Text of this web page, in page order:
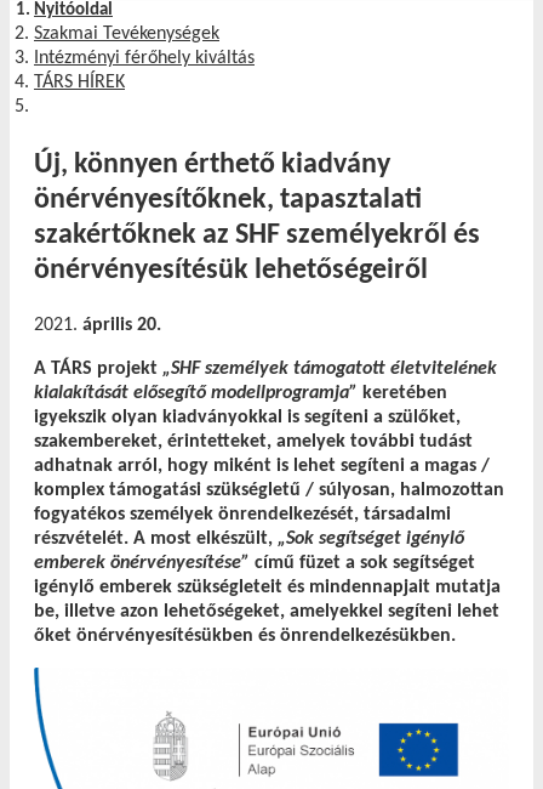
Nyitóoldal
Szakmai Tevékenységek
Intézményi férőhely kiváltás
TÁRS HÍREK
Új, könnyen érthető kiadvány
önérvényesítőknek, tapasztalati
szakértőknek az SHF személyekről és
önérvényesítésük lehetőségeiről
április 20.
A TÁRS projekt „SHF személyek támogatott életvitelének
kialakítását elősegítő modellprogramja” keretében
igyekszik olyan kiadványokkal is segíteni a szülőket,
szakembereket, érintetteket, amelyek további tudást
adhatnak arról, hogy miként is lehet segíteni a magas /
komplex támogatási szükségletű / súlyosan, halmozottan
fogyatékos személyek önrendelkezését, társadalmi
részvételét. A most elkészült, „Sok segítséget igénylő
emberek önérvényesítése” című füzet a sok segítséget
igénylő emberek szükségleteit és mindennapjait mutatja
be, illetve azon lehetőségeket, amelyekkel segíteni lehet
őket önérvényesítésükben és önrendelkezésükben.